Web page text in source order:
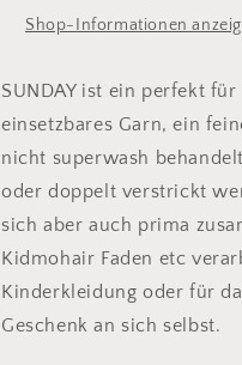
Shop-Informationen
SUNDAY ist ein perfekt
einsetzbares Garn, ein
nicht superwash
oder doppelt verstrickt
sich aber auch prima
Kidmohair Faden etc
Kinderkleidung oder für
Geschenk an sich selbst.